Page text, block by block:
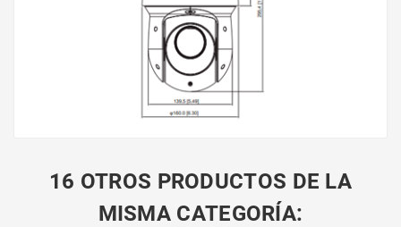
16 OTROS PRODUCTOS DE LA
MISMA CATEGORÍA: